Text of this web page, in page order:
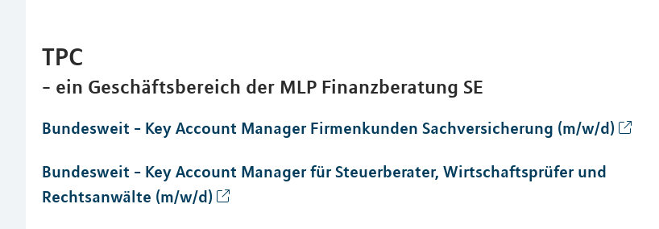
TPC
- ein Geschäftsbereich der MLP Finanzberatung SE
Bundesweit - Key Account Manager Firmenkunden Sachversicherung (m/w/d)
Bundesweit - Key Account Manager für Steuerberater, Wirtschaftsprüfer und
Rechtsanwälte (m/w/d)